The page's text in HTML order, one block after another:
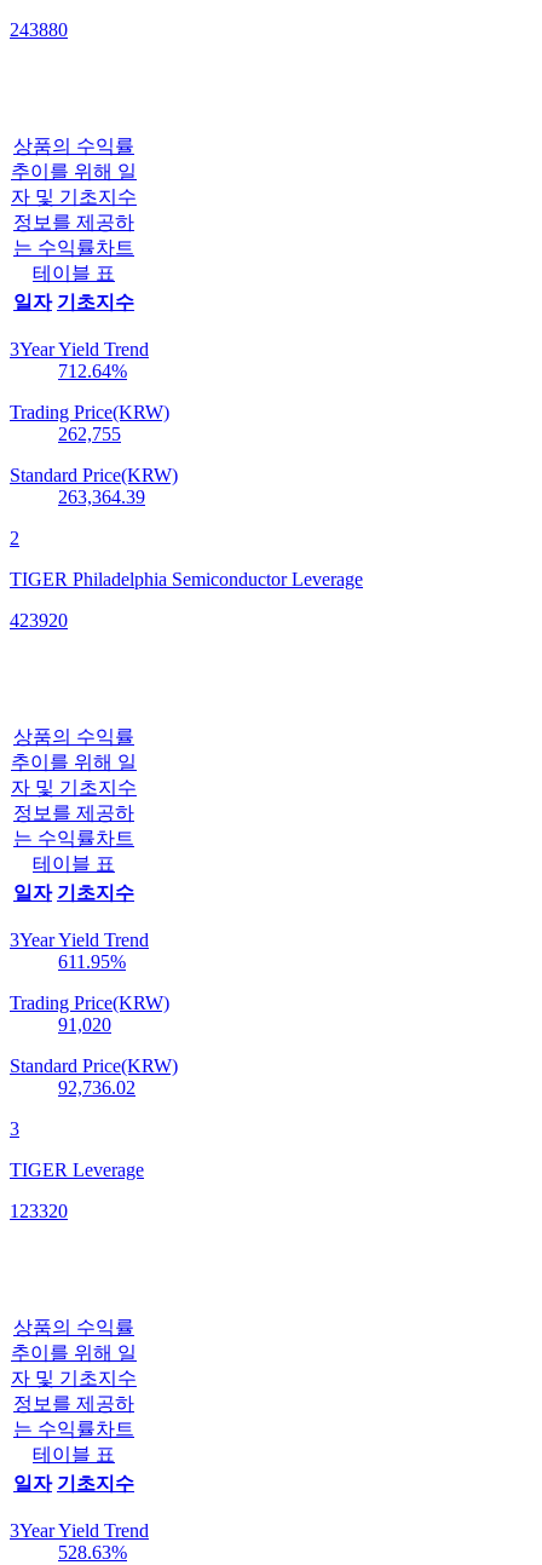
243880
상품의 수익률
추이를 위해 일
자 및 기초지수
정보를 제공하
는 수익률차트
테이블 표
일자 기초지수
3Year Yield Trend
712.64%
Trading Price(KRW)
262,755
Standard Price(KRW)
263,364.39
2
TIGER Philadelphia Semiconductor Leverage
423920
상품의 수익률
추이를 위해 일
자 및 기초지수
정보를 제공하
는 수익률차트
테이블 표
일자 기초지수
3Year Yield Trend
611.95%
Trading Price(KRW)
91,020
Standard Price(KRW)
92,736.02
3
TIGER Leverage
123320
상품의 수익률
추이를 위해 일
자 및 기초지수
정보를 제공하
는 수익률차트
테이블 표
일자 기초지수
3Year Yield Trend
528.63%